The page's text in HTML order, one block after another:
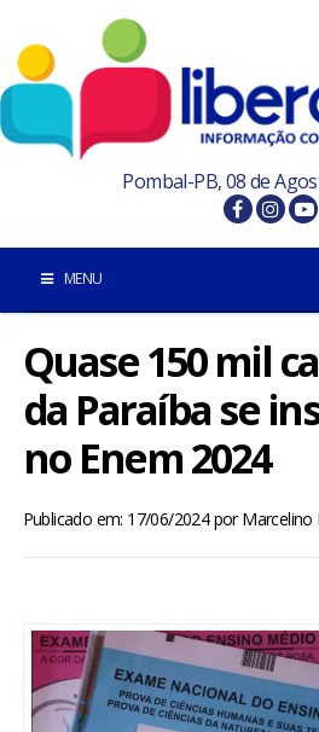
Pombal-PB, 08 de
MENU
INÍCIO
POMBAL E REGIÃO
BRASIL
ESPORTES
Quase 150 mil
da Paraíba se
no Enem 2024
Publicado em: 17/06/2024porMarcelino